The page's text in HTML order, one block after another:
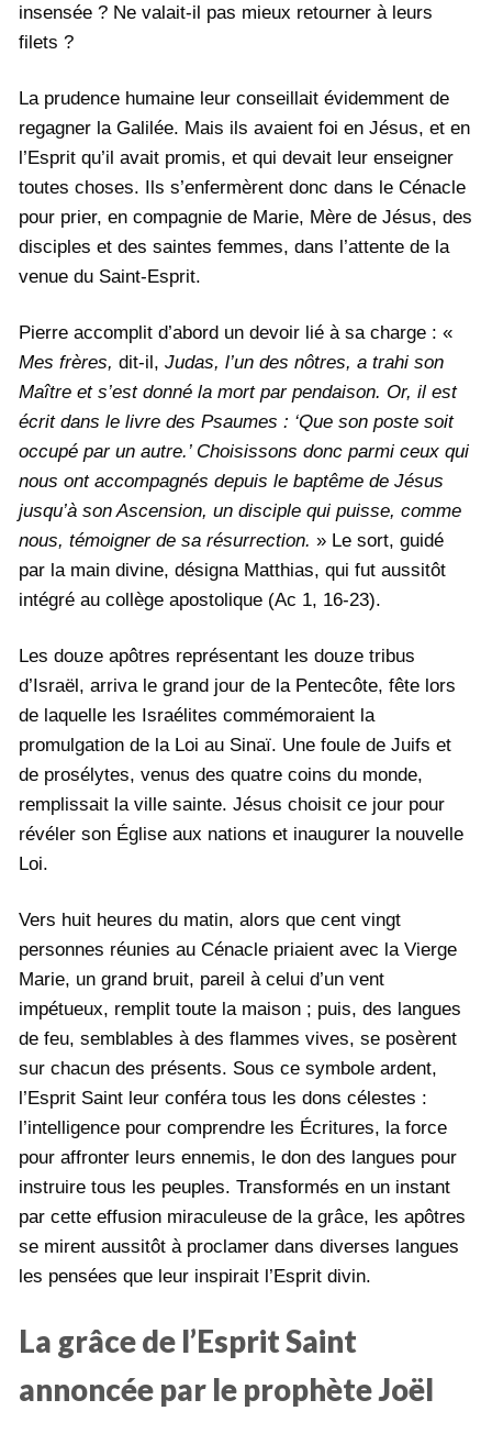
insensée ? Ne valait-il pas mieux retourner à leurs
filets ?
La prudence humaine leur conseillait évidemment de
regagner la Galilée. Mais ils avaient foi en Jésus, et en
l’Esprit qu’il avait promis, et qui devait leur enseigner
toutes choses. Ils s’enfermèrent donc dans le Cénacle
pour prier, en compagnie de Marie, Mère de Jésus, des
disciples et des saintes femmes, dans l’attente de la
venue du Saint-Esprit.
Pierre accomplit d’abord un devoir lié à sa charge : «
Mes frères, dit-il, Judas, l’un des nôtres, a trahi son
Maître et s’est donné la mort par pendaison. Or, il est
écrit dans le livre des Psaumes : ‘Que son poste soit
occupé par un autre.’ Choisissons donc parmi ceux qui
nous ont accompagnés depuis le baptême de Jésus
jusqu’à son Ascension, un disciple qui puisse, comme
nous, témoigner de sa résurrection. » Le sort, guidé
par la main divine, désigna Matthias, qui fut aussitôt
intégré au collège apostolique (Ac 1, 16-23).
Les douze apôtres représentant les douze tribus
d’Israël, arriva le grand jour de la Pentecôte, fête lors
de laquelle les Israélites commémoraient la
promulgation de la Loi au Sinaï. Une foule de Juifs et
de prosélytes, venus des quatre coins du monde,
remplissait la ville sainte. Jésus choisit ce jour pour
révéler son Église aux nations et inaugurer la nouvelle
Loi.
Vers huit heures du matin, alors que cent vingt
personnes réunies au Cénacle priaient avec la Vierge
Marie, un grand bruit, pareil à celui d’un vent
impétueux, remplit toute la maison ; puis, des langues
de feu, semblables à des flammes vives, se posèrent
sur chacun des présents. Sous ce symbole ardent,
l’Esprit Saint leur conféra tous les dons célestes :
l’intelligence pour comprendre les Écritures, la force
pour affronter leurs ennemis, le don des langues pour
instruire tous les peuples. Transformés en un instant
par cette effusion miraculeuse de la grâce, les apôtres
se mirent aussitôt à proclamer dans diverses langues
les pensées que leur inspirait l’Esprit divin.
La grâce de l’Esprit Saint
annoncée par le prophète Joël